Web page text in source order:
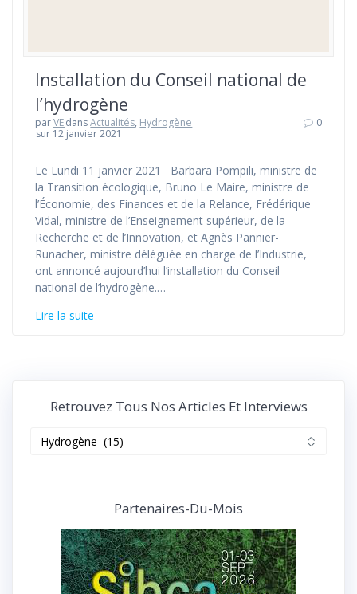
Installation du Conseil national de
l’hydrogène
parVEdansActualités, Hydrogène
sur 12 janvier 2021
0
Le Lundi 11 janvier 2021 Barbara Pompili, ministre de
la Transition écologique, Bruno Le Maire, ministre de
l’Économie, des Finances et de la Relance, Frédérique
Vidal, ministre de l’Enseignement supérieur, de la
Recherche et de l’Innovation, et Agnès Pannier-
Runacher, ministre déléguée en charge de l’Industrie,
ont annoncé aujourd’hui l’installation du Conseil
national de l’hydrogène.…
Lire la suite
Retrouvez Tous Nos Articles Et Interviews
interviews
Partenaires-Du-Mois